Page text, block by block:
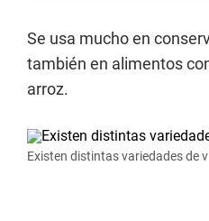
Se usa mucho en
también en alimentos
arroz.
Existen distintas variedades de